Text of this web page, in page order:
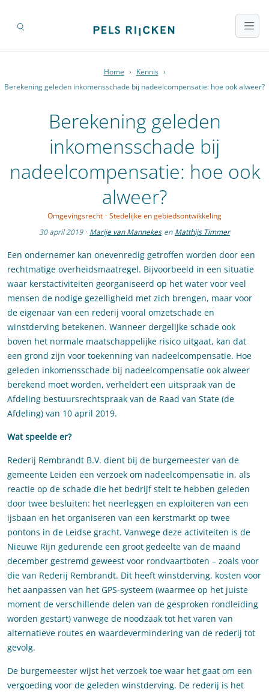
Home › Kennis ›
Berekening geleden inkomensschade bij nadeelcompensatie: hoe ook alweer?
Berekening geleden
inkomensschade bij
nadeelcompensatie: hoe ook
alweer?
Omgevingsrecht · Stedelijke en gebiedsontwikkeling
30 april 2019 · Marije van Mannekes en Matthijs Timmer
Een ondernemer kan onevenredig getroffen worden door een
rechtmatige overheidsmaatregel. Bijvoorbeeld in een situatie
waar kerstactiviteiten georganiseerd op het water voor veel
mensen de nodige gezelligheid met zich brengen, maar voor
de eigenaar van een rederij vooral omzetschade en
winstderving betekenen. Wanneer dergelijke schade ook
boven het normale maatschappelijke risico uitgaat, kan dat
een grond zijn voor toekenning van nadeelcompensatie. Hoe
geleden inkomensschade bij nadeelcompensatie ook alweer
berekend moet worden, verheldert een uitspraak van de
Afdeling bestuursrechtspraak van de Raad van State (de
Afdeling) van 10 april 2019.
Wat speelde er?
Rederij Rembrandt B.V. dient bij de burgemeester van de
gemeente Leiden een verzoek om nadeelcompensatie in, als
reactie op de schade die het bedrijf stelt te hebben geleden
door twee besluiten: het neerleggen en exploiteren van een
ijsbaan en het organiseren van een kerstmarkt op twee
pontons in de Leidse gracht. Vanwege deze activiteiten is de
Nieuwe Rijn gedurende een groot gedeelte van de maand
december gestremd geweest voor rondvaartboten – zoals voor
die van Rederij Rembrandt. Dit heeft winstderving, kosten voor
het aanpassen van het GPS-systeem (waarmee op het juiste
moment de verschillende delen van de gesproken rondleiding
worden gestart) vanwege de noodzaak tot het varen van
alternatieve routes en waardevermindering van de rederij tot
gevolg.
De burgemeester wijst het verzoek toe waar het gaat om een
vergoeding voor de geleden winstderving. De rederij is het